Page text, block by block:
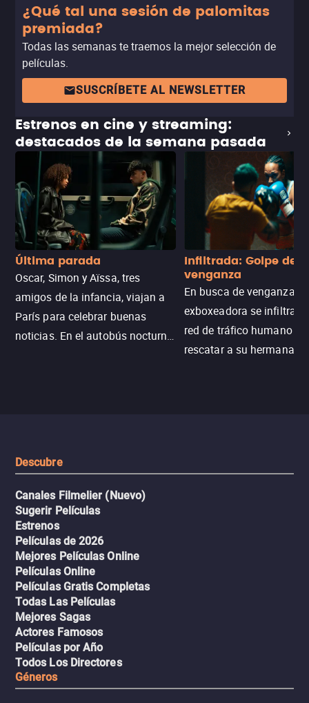
¿Qué tal una sesión de palomitas
premiada?
Todas las semanas te traemos la mejor selección de
películas.
SUSCRÍBETE AL NEWSLETTER
Estrenos en cine y streaming:
destacados de la semana pasada
Última parada
Oscar, Simon y Aïssa, tres
amigos de la infancia, viajan a
París para celebrar buenas
noticias. En el autobús nocturno
Infiltrada: Golpe de
venganza
En busca de venganza,
exboxeadora se infiltra
red de tráfico humano
rescatar a su hermana
Descubre
Canales Filmelier (Nuevo)
Sugerir Películas
Estrenos
Películas de 2026
Mejores Películas Online
Películas Online
Películas Gratis Completas
Todas Las Películas
Mejores Sagas
Actores Famosos
Películas por Año
Todos Los Directores
Géneros